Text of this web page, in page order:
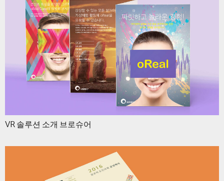
VR 솔루션 소개 브로슈어